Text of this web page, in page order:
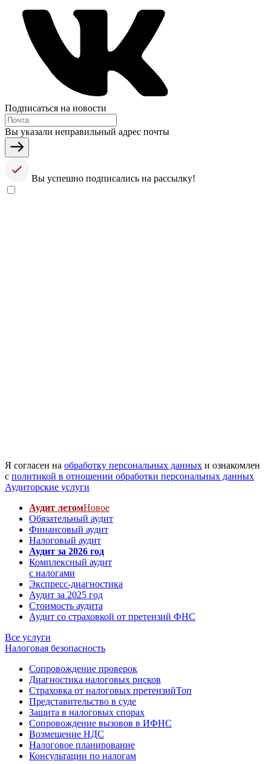
Подписаться на новости
Вы указали неправильный адрес почты
Вы успешно подписались на рассылку!
Я согласен на обработку персональных данных и ознакомлен
с политикой в отношении обработки персональных данных
Аудиторские услуги
Аудит летомНовое
Обязательный аудит
Финансовый аудит
Налоговый аудит
Аудит за 2026 год
Комплексный аудит
с налогами
Экспресс-диагностика
Аудит за 2025 год
Стоимость аудита
Аудит со страховкой от претензий ФНС
Все услуги
Налоговая безопасность
Сопровождение проверок
Диагностика налоговых рисков
Страховка от налоговых претензийТоп
Представительство в суде
Защита в налоговых спорах
Сопровождение вызовов в ИФНС
Возмещение НДС
Налоговое планирование
Консультации по налогам